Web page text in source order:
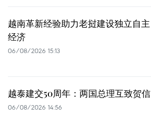
越南革新经验助力老挝建设独立自主
经济
06/08/2026 15:13
越泰建交50周年：两国总理互致贺信
06/08/2026 14:56